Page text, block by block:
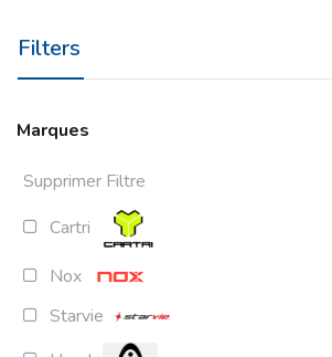
Filters
Marques
Supprimer Filtre
Cartri
Nox
Starvie